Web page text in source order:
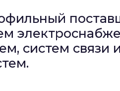
систем связи